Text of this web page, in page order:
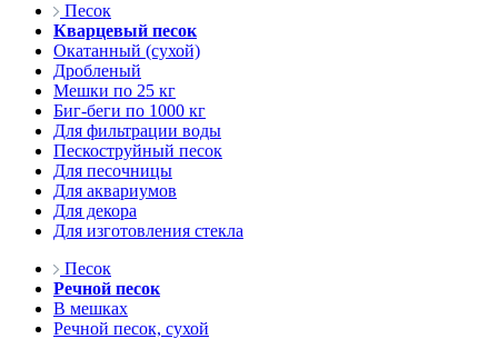
Песок
Кварцевый песок
Окатанный (сухой)
Дробленый
Мешки по 25 кг
Биг-беги по 1000 кг
Для фильтрации воды
Пескоструйный песок
Для песочницы
Для аквариумов
Для декора
Для изготовления стекла
Песок
Речной песок
В мешках
Речной песок, сухой